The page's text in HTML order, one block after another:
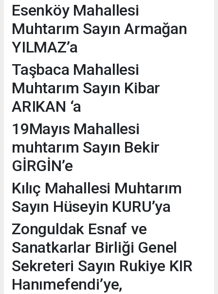
Esenköy Mahallesi
Muhtarım Sayın Armağan
YILMAZ’a
Taşbaca Mahallesi
Muhtarım Sayın Kibar
ARIKAN ‘a
19Mayıs Mahallesi
muhtarım Sayın Bekir
GİRGİN’e
Kılıç Mahallesi Muhtarım
Sayın Hüseyin KURU’ya
Zonguldak Esnaf ve
Sanatkarlar Birliği Genel
Sekreteri Sayın Rukiye KIR
Hanımefendi’ye,